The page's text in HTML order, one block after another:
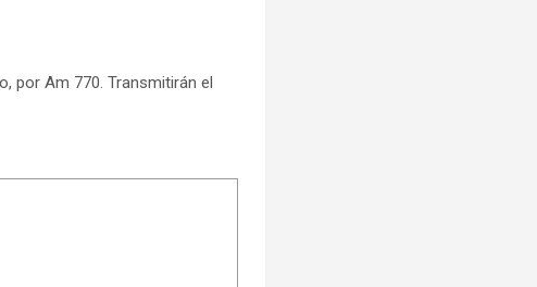
por Am 770. Transmitirán el